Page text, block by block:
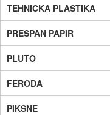
TEHNICKA PLASTIKA
PRESPAN PAPIR
PLUTO
FERODA
PIKSNE